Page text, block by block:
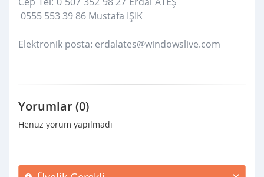
0555 553 39 86 Mustafa IŞIK
Elektronik posta: erdalates@windowslive.com
Yorumlar (0)
Henüz yorum yapılmadı